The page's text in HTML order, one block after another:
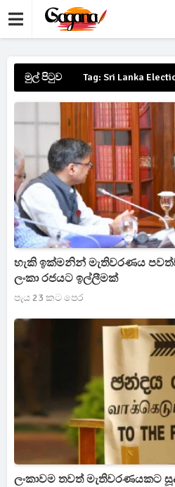
මුල් පිටුව Tag: Sri Lanka
හැකි ඉක්මනින් මැතිවරණය
ලංකා රජයට ඉල්ලීමක්
පැය 23 කට පෙර
ලංකාවම තවත් මැතිවරණයකට